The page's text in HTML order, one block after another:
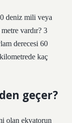
deniz mili veya
vardır? 3
derecesi 60
kaç
geçer?
olan ekvatorun